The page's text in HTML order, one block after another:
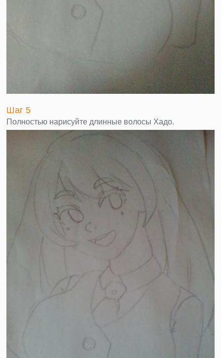
Шаг 5
Полностью нарисуйте длинные волосы Хадо.